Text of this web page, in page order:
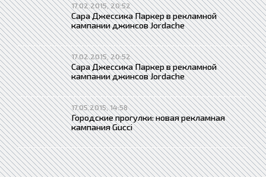
17.02.2015, 20:52
Сара Джессика Паркер в рекламной
кампании джинсов Jordache
17.02.2015, 20:52
Сара Джессика Паркер в рекламной
кампании джинсов Jordache
17.05.2015, 14:58
Городские прогулки: новая рекламная
кампания Gucci